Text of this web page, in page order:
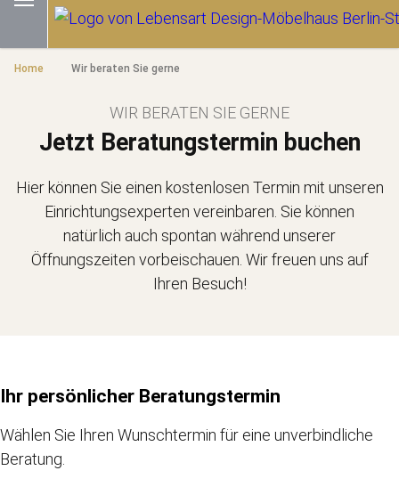
Home Wir beraten Sie gerne
Jetzt Beratungstermin buchen
WIR BERATEN SIE GERNE
Hier können Sie einen kostenlosen Termin mit unseren
Einrichtungsexperten vereinbaren. Sie können
natürlich auch spontan während unserer
Öffnungszeiten vorbeischauen. Wir freuen uns auf
Ihren Besuch!
Ihr persönlicher Beratungstermin
Wählen Sie Ihren Wunschtermin für eine unverbindliche
Beratung.